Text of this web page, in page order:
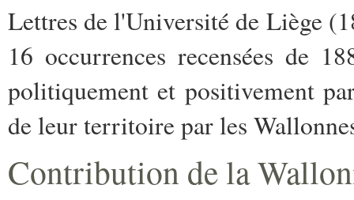
Lettres de l'Université de Liège
16 occurrences recensées de
politiquement et positivement
de leur territoire par les
Contribution de la